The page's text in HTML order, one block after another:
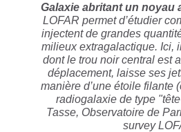
Galaxie abritant un noyau
LOFAR permet d’étudier
injectent de grandes
milieux extragalactique. Ici,
dont le trou noir central est
déplacement, laisse ses
manière d’une étoile filante
radiogalaxie de type
Tasse, Observatoire de
survey